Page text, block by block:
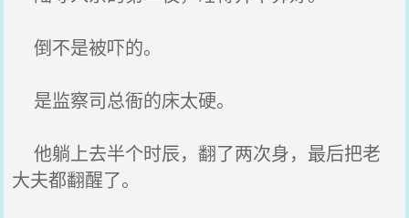
倒不是被吓的。
是监察司总衙的床太硬。
他躺上去半个时辰，翻了两次身，最后把老
大夫都翻醒了。